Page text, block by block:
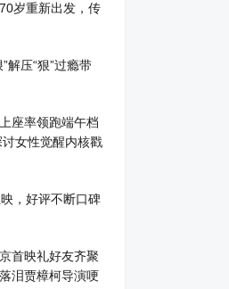
岁重新出发，传
解压“狠”过瘾带
座率领跑端午档
女性觉醒内核戳
，好评不断口碑
首映礼好友齐聚
泪贾樟柯导演哽